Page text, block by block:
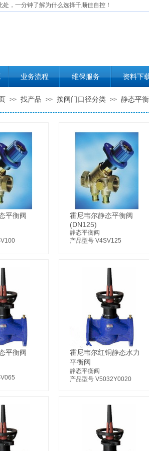
业务流程 维保服务 资料下
一分钟了解为什么选择千顺佳自控！
>> 找产品 >> 按阀门口径分类 >> 静态平
平衡阀
霍尼韦尔静态平衡阀
(DN125)
静态平衡阀
产品型号 V4SV125
平衡阀
霍尼韦尔红铜静态水力
平衡阀
静态平衡阀
产品型号 V5032Y0020